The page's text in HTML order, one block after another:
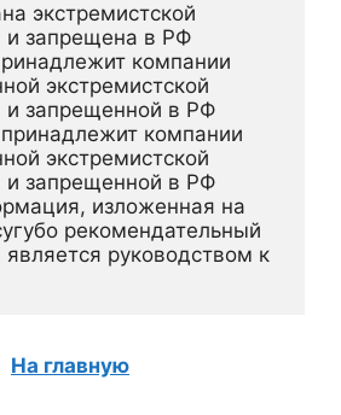
экстремистской
и запрещена в РФ
компании
экстремистской
и запрещенной в РФ
компании
экстремистской
и запрещенной в РФ
изложенная на
рекомендательный
является руководством к
На главную